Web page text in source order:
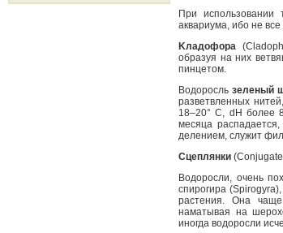
При
аквариума, ибо не
Kладофора
образуя на них
пинцетом.
Водоросль зеленый
разветвленных
18–20° С, dH более
месяца
делением, служит
Сцеплянки
Водоросли, очень
спирогира
растения. Она
наматывая на
иногда водоросли